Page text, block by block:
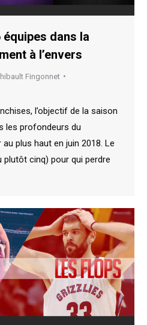
dans la
à l’envers
Fingonnet
l’objectif de la saison
les profondeurs du
plus haut en juin 2018. Le
cinq) pour qui perdre